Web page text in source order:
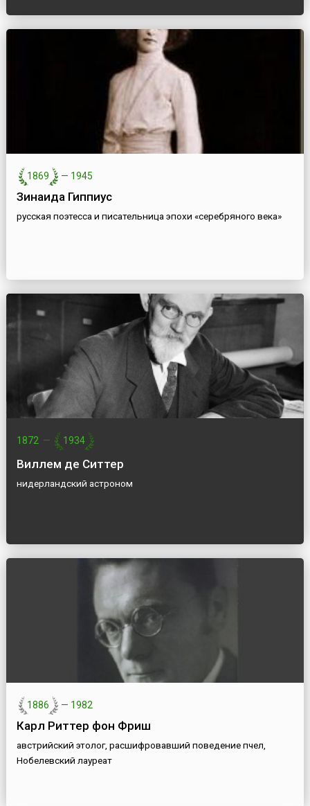
1869 — 1945
Зинаида Гиппиус
русская поэтесса и писательница эпохи «серебряного века»
1872 — 1934
Виллем де Ситтер
нидерландский астроном
1886 — 1982
Карл Риттер фон Фриш
австрийский этолог, расшифровавший поведение пчел,
Нобелевский лауреат